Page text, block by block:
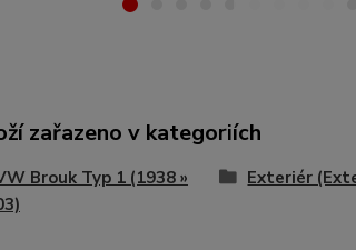
zařazeno v kategoriích
Brouk Typ 1 (1938 »
Exteriér